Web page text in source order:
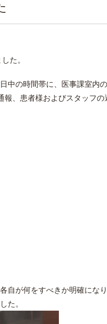
た。
中の時間帯に、医事課室内
、患者様およびスタッフの
自が何をすべきか明確になり
た。